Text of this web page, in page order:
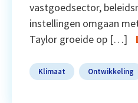
vastgoedsector,
instellingen omgaan
Taylor groeide op […]
Klimaat Ontwikkeling